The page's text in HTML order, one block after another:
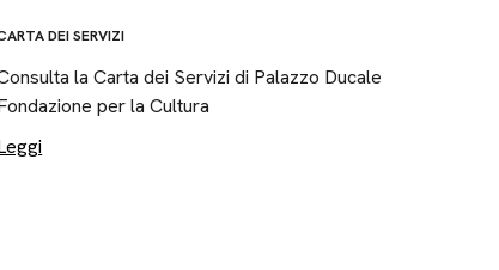
DEI SERVIZI
la Carta dei Servizi di Palazzo Ducale
per la Cultura